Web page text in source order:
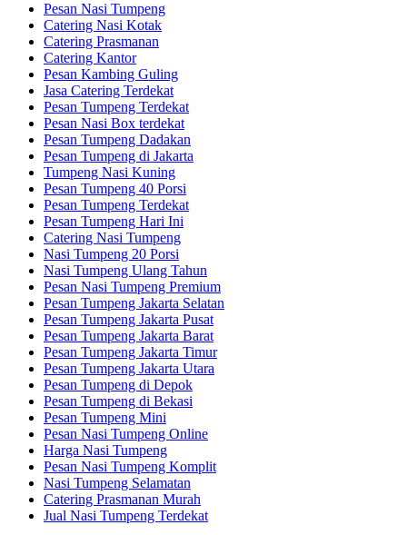
Pesan Nasi Tumpeng
Catering Nasi Kotak
Catering Prasmanan
Catering Kantor
Pesan Kambing Guling
Jasa Catering Terdekat
Pesan Tumpeng Terdekat
Pesan Nasi Box terdekat
Pesan Tumpeng Dadakan
Pesan Tumpeng di Jakarta
Tumpeng Nasi Kuning
Pesan Tumpeng 40 Porsi
Pesan Tumpeng Terdekat
Pesan Tumpeng Hari Ini
Catering Nasi Tumpeng
Nasi Tumpeng 20 Porsi
Nasi Tumpeng Ulang Tahun
Pesan Nasi Tumpeng Premium
Pesan Tumpeng Jakarta Selatan
Pesan Tumpeng Jakarta Pusat
Pesan Tumpeng Jakarta Barat
Pesan Tumpeng Jakarta Timur
Pesan Tumpeng Jakarta Utara
Pesan Tumpeng di Depok
Pesan Tumpeng di Bekasi
Pesan Tumpeng Mini
Pesan Nasi Tumpeng Online
Harga Nasi Tumpeng
Pesan Nasi Tumpeng Komplit
Nasi Tumpeng Selamatan
Catering Prasmanan Murah
Jual Nasi Tumpeng Terdekat